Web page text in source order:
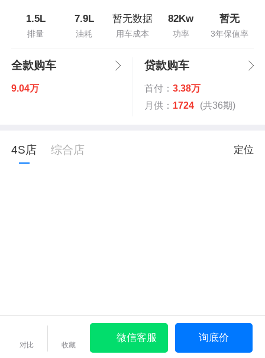
1.5L
排量
7.9L
油耗
暂无数据
用车成本
82Kw
功率
暂无
3年保值率
全款购车
9.04万
贷款购车
首付： 3.38万
月供： 1724 (共36期)
4S店 综合店 定位
对比 收藏
微信客服 询底价